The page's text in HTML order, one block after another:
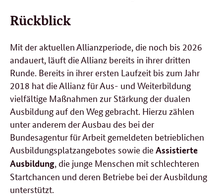
Rückblick
Mit der aktuellen Allianzperiode, die noch bis 2026
andauert, läuft die Allianz bereits in ihrer dritten
Runde. Bereits in ihrer ersten Laufzeit bis zum Jahr
2018 hat die Allianz für Aus- und Weiterbildung
vielfältige Maßnahmen zur Stärkung der dualen
Ausbildung auf den Weg gebracht. Hierzu zählen
unter anderem der Ausbau des bei der
Bundesagentur für Arbeit gemeldeten betrieblichen
Ausbildungsplatzangebotes sowie die Assistierte
Ausbildung, die junge Menschen mit schlechteren
Startchancen und deren Betriebe bei der Ausbildung
unterstützt.